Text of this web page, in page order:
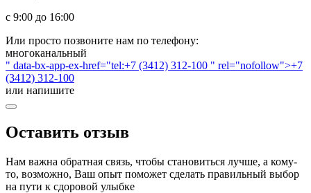
с 9:00 до 16:00
Или просто позвоните нам по телефону:
многоканальный
" data-bx-app-ex-href="tel:+7 (3412) 312-100 " rel="nofollow">+7
(3412) 312-100
или напишите
Оставить отзыв
Нам важна обратная связь, чтобы становиться лучше, а кому-
то, возможно, Ваш опыт поможет сделать правильный выбор
на пути к сдоровой улыбке